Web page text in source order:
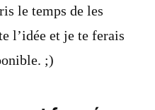
le temps de les
l’idée et je te ferais
;)